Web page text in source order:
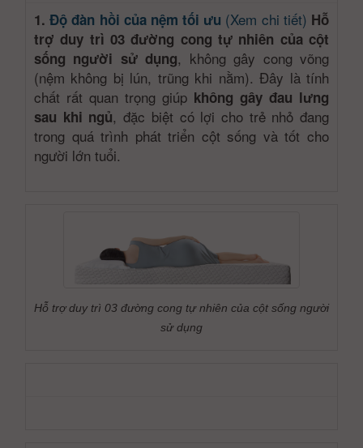
1. Độ đàn hồi của nệm tối ưu (Xem chi tiết) Hỗ
trợ duy trì 03 đường cong tự nhiên của cột
sống người sử dụng, không gây cong võng
(nệm không bị lún, trũng khi nằm). Đây là tính
chất rất quan trọng giúp không gây đau lưng
sau khi ngủ, đặc biệt có lợi cho trẻ nhỏ đang
trong quá trình phát triển cột sống và tốt cho
người lớn tuổi.
Hỗ trợ duy trì 03 đường cong tự nhiên của cột sống người
sử dụng